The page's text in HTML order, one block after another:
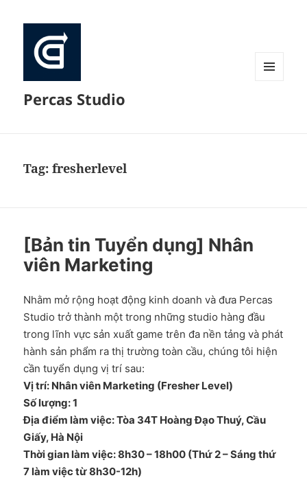
Percas Studio
Tag:fresherlevel
[Bản tin Tuyển dụng] Nhân
viên Marketing
Nhằm mở rộng hoạt động kinh doanh và đưa Percas
Studio trở thành một trong những studio hàng đầu
trong lĩnh vực sản xuất game trên đa nền tảng và phát
hành sản phẩm ra thị trường toàn cầu, chúng tôi hiện
cần tuyển dụng vị trí sau:
Vị trí: Nhân viên Marketing (Fresher Level)
Số lượng: 1
Địa điểm làm việc: Tòa 34T Hoàng Đạo Thuý, Cầu
Giấy, Hà Nội
Thời gian làm việc: 8h30 – 18h00 (Thứ 2 – Sáng thứ
7 làm việc từ 8h30-12h)